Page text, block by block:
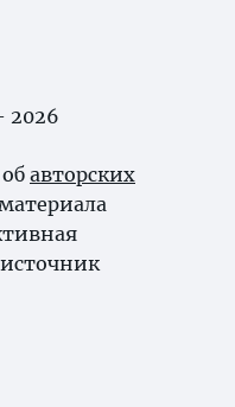
2026
авторских